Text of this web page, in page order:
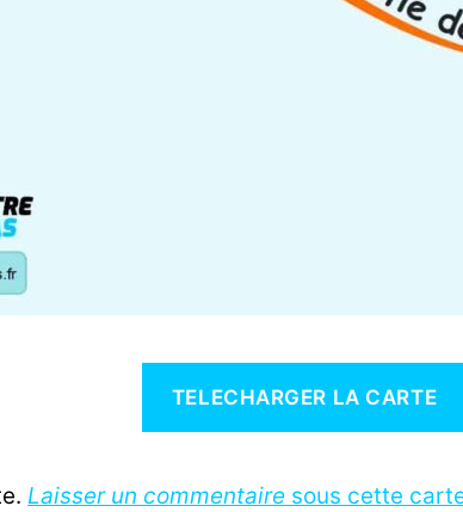
TELECHARGER LA CARTE
Laisser un commentaire sous cette